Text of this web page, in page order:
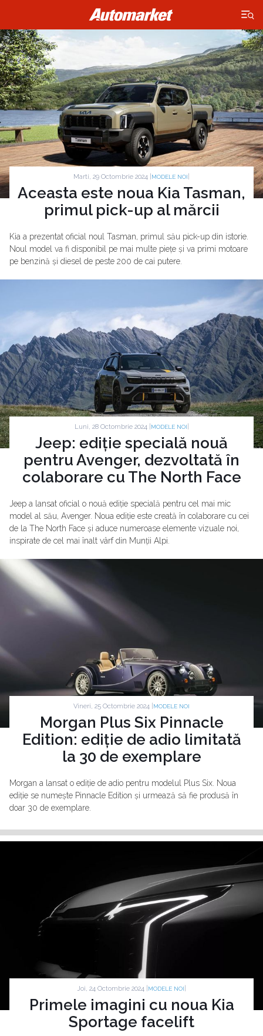
×
Marti, 29 Octombrie 2024 | MODELE NOI
Aceasta este noua Kia Tasman,
primul pick-up al mărcii
Kia a prezentat oficial noul Tasman, primul său pick-up din istorie.
Noul model va fi disponibil pe mai multe piețe și va primi motoare
pe benzină și diesel de peste 200 de cai putere.
Luni, 28 Octombrie 2024 | MODELE NOI
Jeep: ediție specială nouă
pentru Avenger, dezvoltată în
colaborare cu The North Face
Jeep a lansat oficial o nouă ediție specială pentru cel mai mic
model al său, Avenger. Noua ediție este creată în colaborare cu cei
de la The North Face și aduce numeroase elemente vizuale noi,
inspirate de cel mai înalt vârf din Munții Alpi.
Vineri, 25 Octombrie 2024 | MODELE NOI
Morgan Plus Six Pinnacle
Edition: ediție de adio limitată
la 30 de exemplare
Morgan a lansat o ediție de adio pentru modelul Plus Six. Noua
ediție se numește Pinnacle Edition și urmează să fie produsă în
doar 30 de exemplare.
Joi, 24 Octombrie 2024 | MODELE NOI
Primele imagini cu noua Kia
Sportage facelift